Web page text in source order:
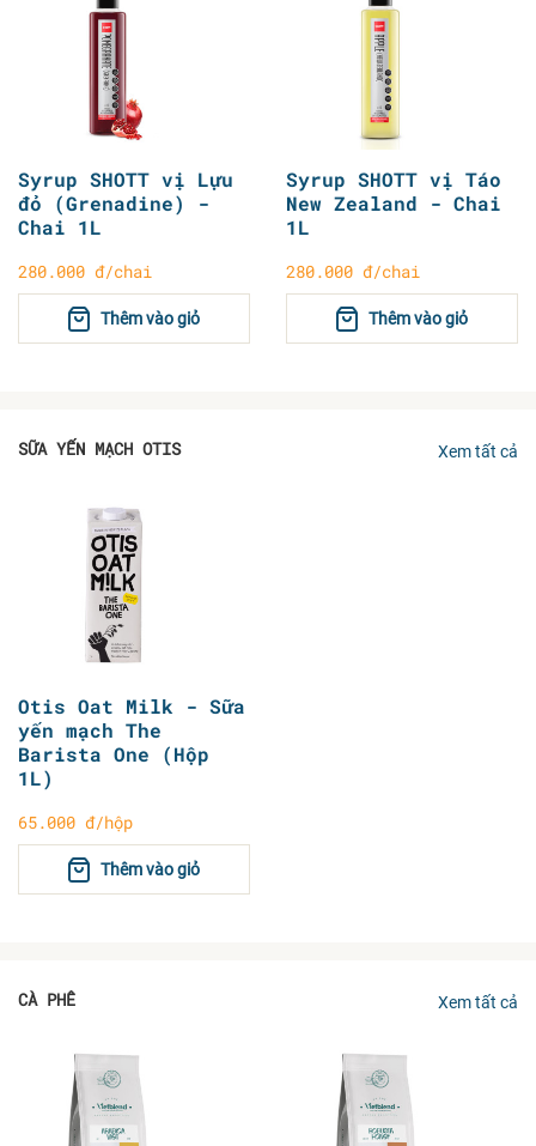
Syrup SHOTT vị Lựu
đỏ (Grenadine) -
Chai 1L
280.000 đ/chai
Thêm vào giỏ
Syrup SHOTT vị Táo
New Zealand - Chai
1L
280.000 đ/chai
Thêm vào giỏ
SỮA YẾN MẠCH OTIS Xem tất cả
Otis Oat Milk - Sữa
yến mạch The
Barista One (Hộp
1L)
65.000 đ/hộp
Thêm vào giỏ
CÀ PHÊ Xem tất cả